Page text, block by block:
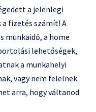
a jelenlegi
a fizetés számít! A
munkaidő, a home
lehetőségek,
a munkahelyi
vagy nem felelnek
arra, hogy váltanod